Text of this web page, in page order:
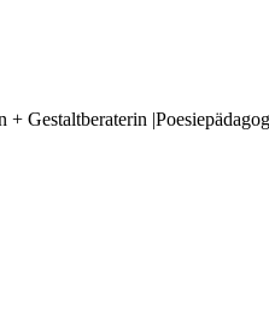
Gestaltberaterin